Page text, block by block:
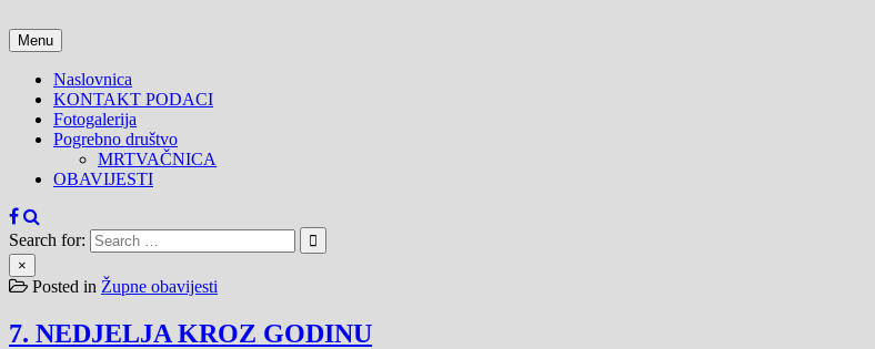
to
content
Menu
Naslovnica
KONTAKT PODACI
Fotogalerija
Pogrebno društvo
MRTVAČNICA
OBAVIJESTI
Search for:
×
Posted in Župne obavijesti
7. NEDJELJA KROZ GODINU